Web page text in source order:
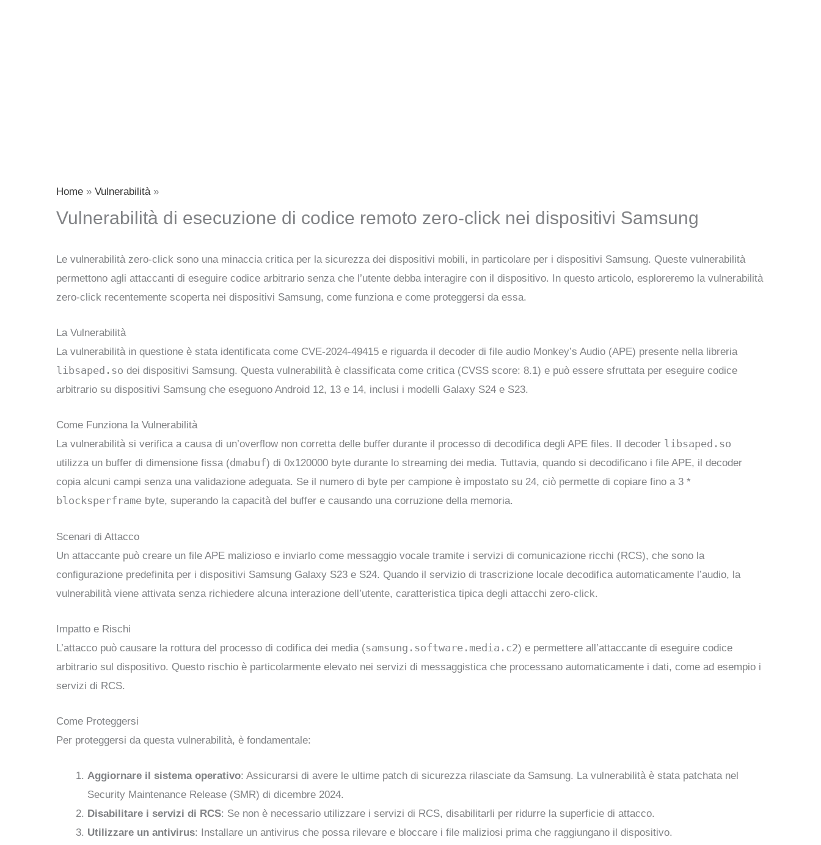
Home Vulnerabilità
Vulnerabilità di esecuzione di codice remoto zero-click nei dispositivi Samsung
Le vulnerabilità zero-click sono una minaccia critica per la sicurezza dei dispositivi mobili, in particolare per i dispositivi Samsung. Queste vulnerabilità
permettono agli attaccanti di eseguire codice arbitrario senza che l’utente debba interagire con il dispositivo. In questo articolo, esploreremo la vulnerabilità
zero-click recentemente scoperta nei dispositivi Samsung, come funziona e come proteggersi da essa.
La Vulnerabilità
La vulnerabilità in questione è stata identificata come CVE-2024-49415 e riguarda il decoder di file audio Monkey’s Audio (APE) presente nella libreria
libsaped.so dei dispositivi Samsung. Questa vulnerabilità è classificata come critica (CVSS score: 8.1) e può essere sfruttata per eseguire codice
arbitrario su dispositivi Samsung che eseguono Android 12, 13 e 14, inclusi i modelli Galaxy S24 e S23.
Come Funziona la Vulnerabilità
La vulnerabilità si verifica a causa di un’overflow non corretta delle buffer durante il processo di decodifica degli APE files. Il decoder libsaped.so
utilizza un buffer di dimensione fissa (dmabuf) di 0x120000 byte durante lo streaming dei media. Tuttavia, quando si decodificano i file APE, il decoder
copia alcuni campi senza una validazione adeguata. Se il numero di byte per campione è impostato su 24, ciò permette di copiare fino a 3 *
blocksperframe byte, superando la capacità del buffer e causando una corruzione della memoria.
Scenari di Attacco
Un attaccante può creare un file APE malizioso e inviarlo come messaggio vocale tramite i servizi di comunicazione ricchi (RCS), che sono la
configurazione predefinita per i dispositivi Samsung Galaxy S23 e S24. Quando il servizio di trascrizione locale decodifica automaticamente l’audio, la
vulnerabilità viene attivata senza richiedere alcuna interazione dell’utente, caratteristica tipica degli attacchi zero-click.
Impatto e Rischi
L’attacco può causare la rottura del processo di codifica dei media (samsung.software.media.c2) e permettere all’attaccante di eseguire codice
arbitrario sul dispositivo. Questo rischio è particolarmente elevato nei servizi di messaggistica che processano automaticamente i dati, come ad esempio i
servizi di RCS.
Come Proteggersi
Per proteggersi da questa vulnerabilità, è fondamentale:
Aggiornare il sistema operativo: Assicurarsi di avere le ultime patch di sicurezza rilasciate da Samsung. La vulnerabilità è stata patchata nel
Security Maintenance Release (SMR) di dicembre 2024.
Disabilitare i servizi di RCS: Se non è necessario utilizzare i servizi di RCS, disabilitarli per ridurre la superficie di attacco.
Utilizzare un antivirus: Installare un antivirus che possa rilevare e bloccare i file maliziosi prima che raggiungano il dispositivo.